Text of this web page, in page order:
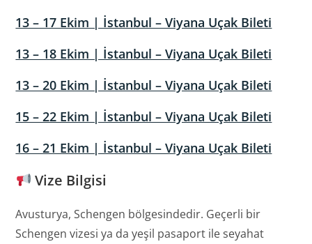
13 – 17 Ekim | İstanbul – Viyana Uçak Bileti
13 – 18 Ekim | İstanbul – Viyana Uçak Bileti
13 – 20 Ekim | İstanbul – Viyana Uçak Bileti
15 – 22 Ekim | İstanbul – Viyana Uçak Bileti
16 – 21 Ekim | İstanbul – Viyana Uçak Bileti
Vize Bilgisi
Avusturya, Schengen bölgesindedir. Geçerli bir
Schengen vizesi ya da yeşil pasaport ile seyahat